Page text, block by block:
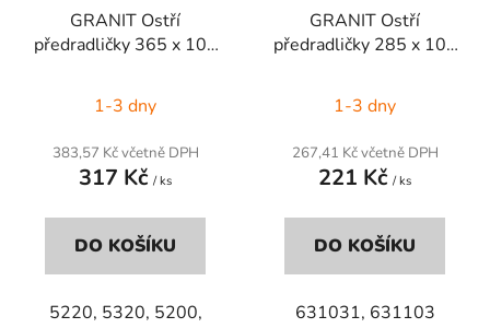
GRANIT Ostří
předradličky 365 x 107
1-3 dny
383,57 Kč včetně DPH
317 Kč / ks
DO KOŠÍKU
5220, 5320, 5200,
GRANIT Ostří
předradličky 285 x 103
1-3 dny
267,41 Kč včetně DPH
221 Kč / ks
DO KOŠÍKU
631031, 631103